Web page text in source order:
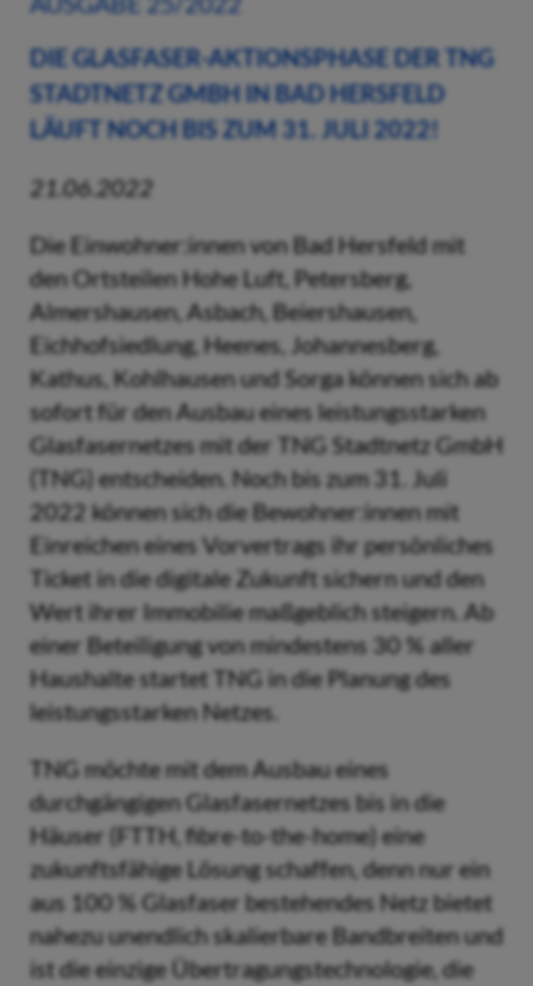
DIE GLASFASER-AKTIONSPHASE DER TNG
STADTNETZ GMBH IN BAD HERSFELD
LÄUFT NOCH BIS ZUM 31. JULI 2022!
21.06.2022
Die Einwohner:innen von Bad Hersfeld mit
den Ortsteilen Hohe Luft, Petersberg,
Almershausen, Asbach, Beiershausen,
Eichhofsiedlung, Heenes, Johannesberg,
Kathus, Kohlhausen und Sorga können sich ab
sofort für den Ausbau eines leistungsstarken
Glasfasernetzes mit der TNG Stadtnetz GmbH
(TNG) entscheiden. Noch bis zum 31. Juli
2022 können sich die Bewohner:innen mit
Einreichen eines Vorvertrags ihr persönliches
Ticket in die digitale Zukunft sichern und den
Wert ihrer Immobilie maßgeblich steigern. Ab
einer Beteiligung von mindestens 30 % aller
Haushalte startet TNG in die Planung des
leistungsstarken Netzes.
TNG möchte mit dem Ausbau eines
durchgängigen Glasfasernetzes bis in die
Häuser (FTTH, fibre-to-the-home) eine
zukunftsfähige Lösung schaffen, denn nur ein
aus 100 % Glasfaser bestehendes Netz bietet
nahezu unendlich skalierbare Bandbreiten und
ist die einzige Übertragungstechnologie, die